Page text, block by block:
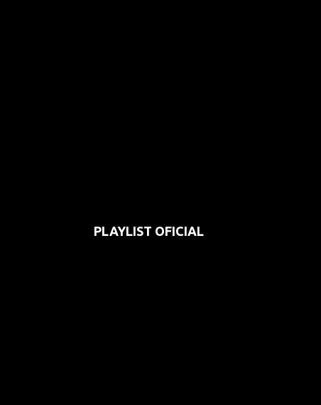
PLAYLIST OFICIAL